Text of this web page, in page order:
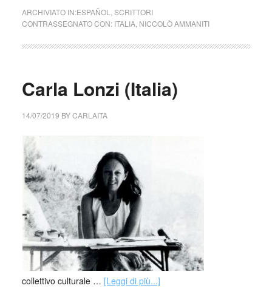
ARCHIVIATO IN:ESPAÑOL
SCRITTORI
CONTRASSEGNATO CON: ITALIA, NICCOLÒ AMMANITI
Carla Lonzi (Italia)
14/07/2019 BYCARLAITA
collettivo culturale … [Leggi di più...]